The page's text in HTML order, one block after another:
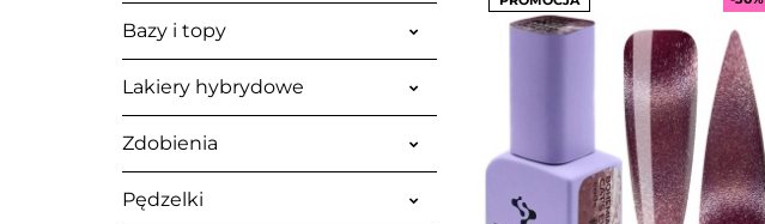
Bazy i topy
Lakiery hybrydowe
Zdobienia
Pędzelki